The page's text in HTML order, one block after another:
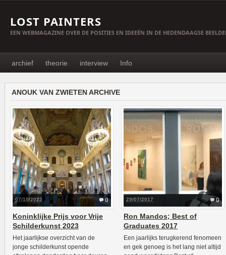
LOST PAINTERS
EEN WEBMAGAZINE OVER DE POSITIES EN IDEEËN IN DE HEDENDAAGSE
archief theorie interview Info
ANOUK VAN ZWIETEN ARCHIVE
0
07/10/2023
Koninklijke Prijs voor Vrije
Schilderkunst 2023
Het jaarlijkse overzicht van de
jonge schilderkunst opende
0
29/07/2017
Ron Mandos; Best of
Graduates 2017
Een jaarlijks terugkerend fenomeen
en gek genoeg is het lang niet altijd